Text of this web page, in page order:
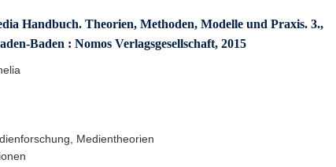
Handbuch. Theorien, Methoden, Modelle und Praxis. 3.,
Baden : Nomos Verlagsgesellschaft, 2015
Medientheorien